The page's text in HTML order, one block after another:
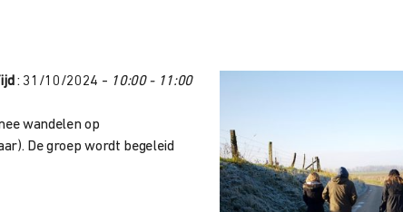
: 31/10/2024 - 10:00 - 11:00
wandelen op
De groep wordt begeleid